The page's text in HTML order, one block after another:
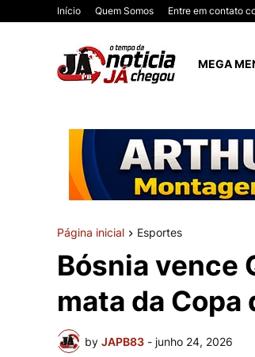
Início Quem Somos Entre em contato
MEGA
Página inicial Esportes
Bósnia vence
mata da Copa
by JAPB83 - junho 24, 2026